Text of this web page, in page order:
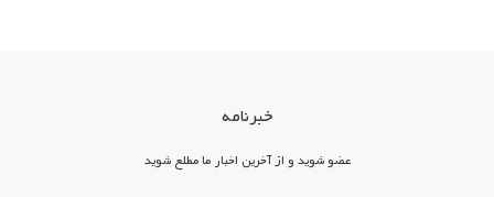
خبرنامه
عضو شوید و از آخرین اخبار ما مطلع شوید